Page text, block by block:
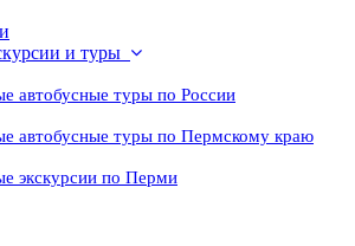
и туры
автобусные туры по России
автобусные туры по Пермскому краю
экскурсии по Перми